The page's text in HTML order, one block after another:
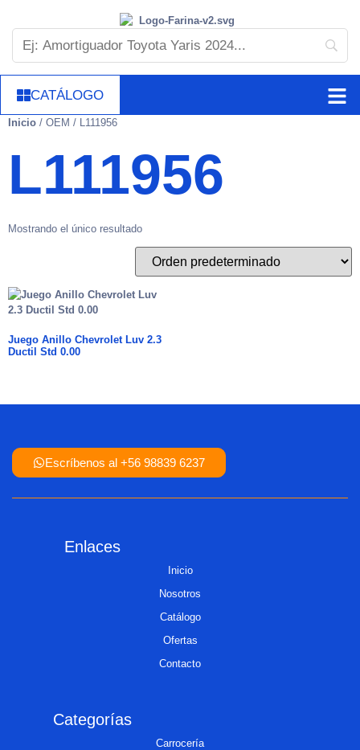
CATÁLOGO
Inicio / OEM / L111956
L111956
Mostrando el único resultado
Juego Anillo Chevrolet Luv 2.3
Ductil Std 0.00
Escríbenos al +56 98839 6237
Enlaces
Inicio
Nosotros
Catálogo
Ofertas
Contacto
Categorías
Carrocería